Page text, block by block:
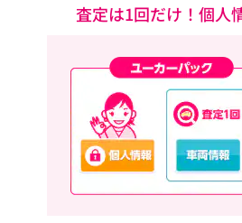
査定は1回だけ！個人